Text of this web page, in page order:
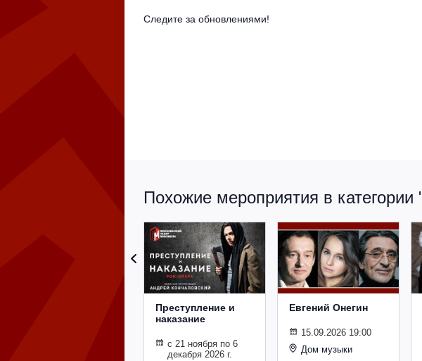
Следите за обновлениями!
Похожие мероприятия в категории
Преступление и
наказание
с 21 ноября по 6
декабря 2026 г.
Евгений Онегин
15.09.2026 19:00
Дом музыки